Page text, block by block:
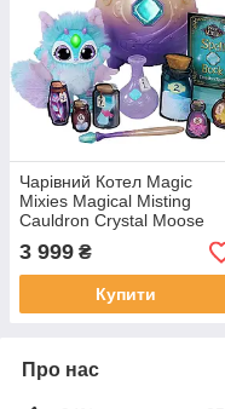
Чарівний Котел Magic
Mixies Magical Misting
Cauldron Crystal Moose
Блакитний (14652)
Оригінал
3 999 ₴
Купити
Про нас